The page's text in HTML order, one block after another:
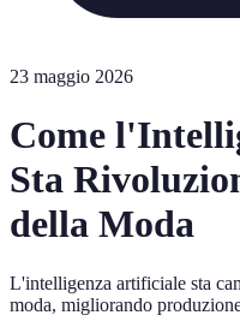
23 maggio 2026
Come
Sta
della Moda
L'intelligenza artificiale sta
moda, migliorando